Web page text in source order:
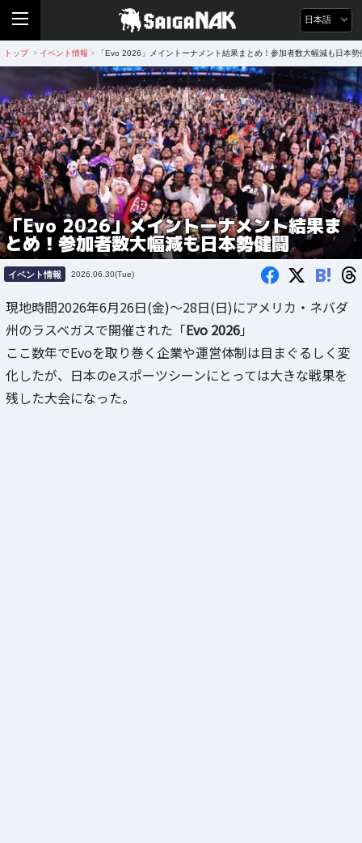
日本語
トップ > イベント情報 > 「Evo 2026」メイントーナメント結果まとめ！参加者数大幅減も日本勢
「Evo 2026」メイントーナメント結果ま
とめ！参加者数大幅減も日本勢健闘
イベント情報 2026.06.30(Tue) B!
現地時間2026年6月26日(金)～28日(日)にアメリカ・ネバダ
州のラスベガスで開催された「Evo 2026」
ここ数年でEvoを取り巻く企業や運営体制は目まぐるしく変
化したが、日本のeスポーツシーンにとっては大きな戦果を
残した大会になった。